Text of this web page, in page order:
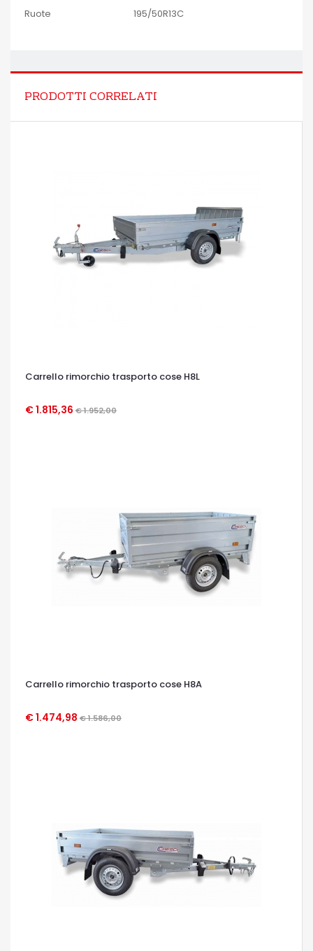
Ruote
195/50R13C
PRODOTTI CORRELATI
Carrello rimorchio trasporto cose H8L
€ 1.815,36 € 1.952,00
OCCHIATA VELOCE
Carrello rimorchio trasporto cose H8A
€ 1.474,98 € 1.586,00
OCCHIATA VELOCE